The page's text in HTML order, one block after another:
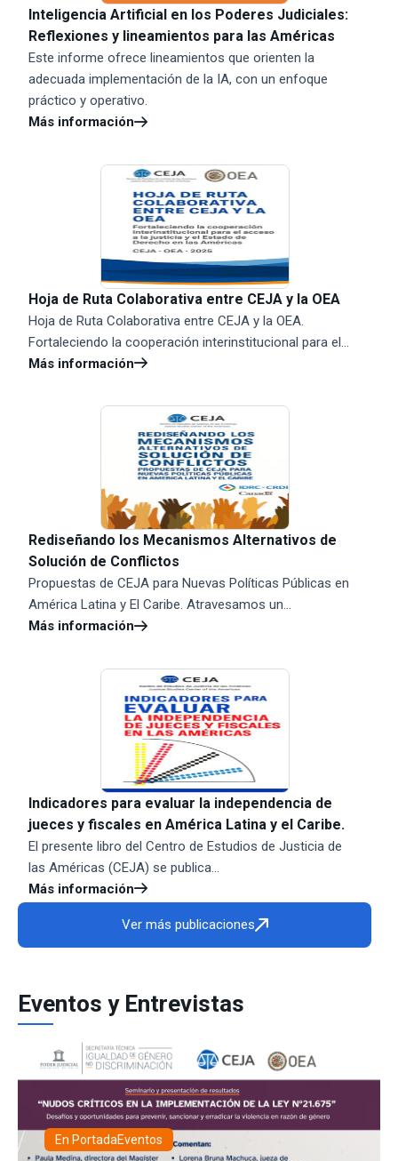
Inteligencia Artificial en los Poderes Judiciales:
Reflexiones y lineamientos para las Américas
Este informe ofrece lineamientos que orienten la
adecuada implementación de la IA, con un enfoque
práctico y operativo.
Más información
Hoja de Ruta Colaborativa entre CEJA y la OEA
Hoja de Ruta Colaborativa entre CEJA y la OEA.
Fortaleciendo la cooperación interinstitucional para el...
Más información
Rediseñando los Mecanismos Alternativos de
Solución de Conflictos
Propuestas de CEJA para Nuevas Políticas Públicas en
América Latina y El Caribe. Atravesamos un...
Más información
Indicadores para evaluar la independencia de
jueces y fiscales en América Latina y el Caribe.
El presente libro del Centro de Estudios de Justicia de
las Américas (CEJA) se publica...
Más información
Ver más publicaciones
Eventos y Entrevistas
En PortadaEventos